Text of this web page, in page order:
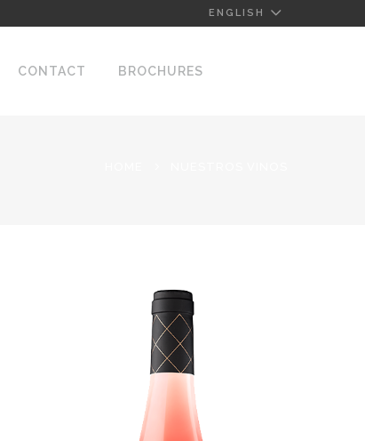
ENGLISH
CONTACT BROCHURES